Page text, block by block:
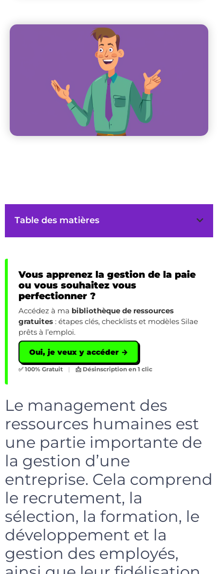
Table des matières
Vous apprenez la gestion de la paie
ou vous souhaitez vous
perfectionner ?
Accédez à ma bibliothèque de ressources
gratuites : étapes clés, checklists et modèles Silae
prêts à l’emploi.
Oui, je veux y accéder →
✅ 100% Gratuit | 📩 Désinscription en 1 clic
Le management des
ressources humaines est
une partie importante de
la gestion d’une
entreprise. Cela comprend
le recrutement, la
sélection, la formation, le
développement et la
gestion des employés,